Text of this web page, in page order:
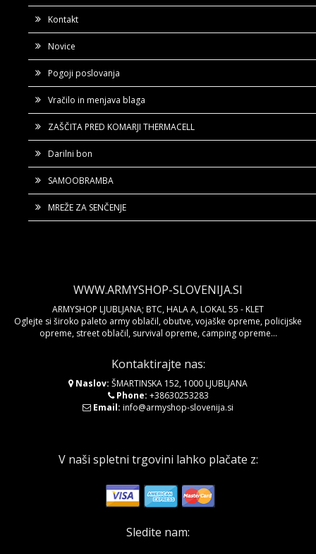
Kontakt
Novice
Pogoji poslovanja
Vračilo in menjava blaga
ZAŠČITA PRED KOMARJI THERMACELL
Darilni bon
SAMOOBRAMBA
MREŽE ZA SENČENJE
WWW.ARMYSHOP-SLOVENIJA.SI
ARMYSHOP LJUBLJANA; BTC, HALA A, LOKAL 55 - KLET
Oglejte si široko paleto army oblačil, obutve, vojaške opreme, policijske
opreme, street oblačil, survival opreme, camping opreme...
Kontaktirajte nas:
Naslov: ŠMARTINSKA 152, 1000 LJUBLJANA
Phone: +38630253283
Email: info@armyshop-slovenija.si
V naši spletni trgovini lahko plačate z:
Sledite nam: